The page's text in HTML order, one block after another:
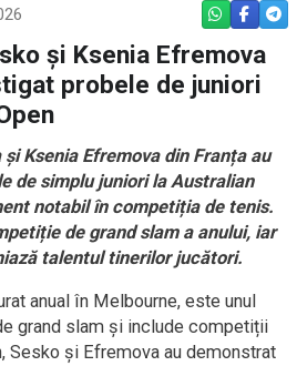
WHATSAPP
și Ksenia Efremova
probele de juniori
Ksenia Efremova din Franța au
de simplu juniori la Australian
notabil în competiția de tenis.
de grand slam a anului, iar
talentul tinerilor jucători.
anual în Melbourne, este unul
grand slam și include competiții
Sesko și Efremova au demonstrat